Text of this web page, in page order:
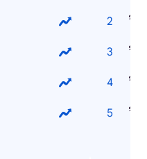
วิธี
วิธี
วิ
วิ